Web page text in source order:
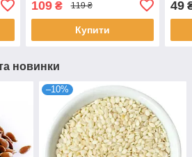
109₴ 119 ₴
Купити
49
новинки
–10%